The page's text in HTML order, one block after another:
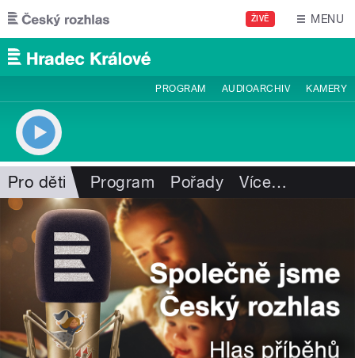
Přejít k hlavnímu obsahu
ŽIVĚ MENU
PROGRAM AUDIOARCHIV KAMERY
Pro děti Program Pořady Více…